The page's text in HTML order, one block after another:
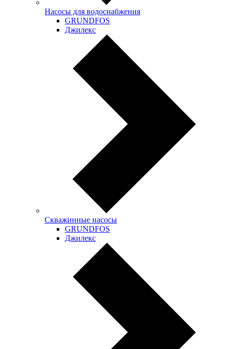
Насосы для водоснабжения
GRUNDFOS
Джилекс
Скважинные насосы
GRUNDFOS
Джилекс